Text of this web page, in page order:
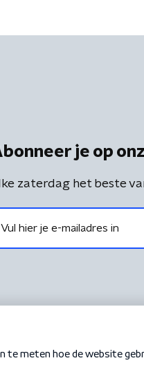
je op
zaterdag het beste